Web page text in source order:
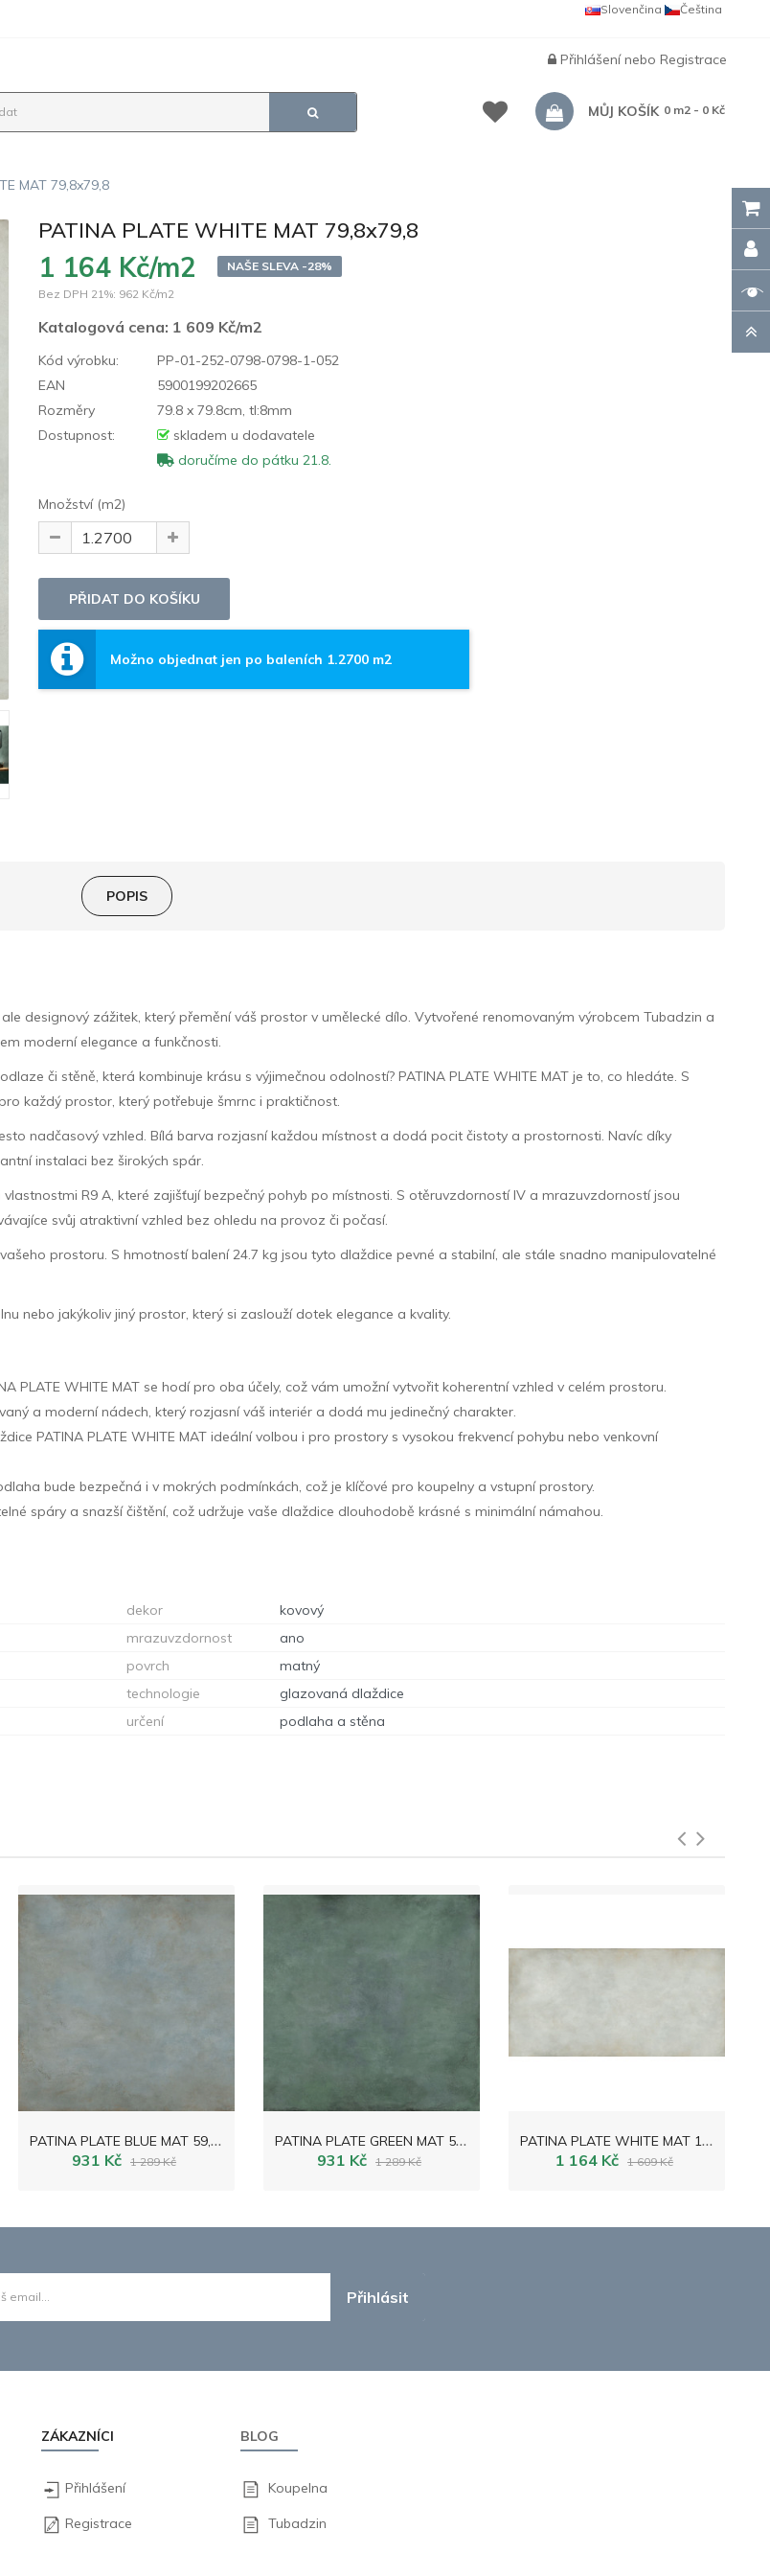
Čeština
Slovenčina
Přihlášenínebo Registrace
MŮJ KOŠÍK 0 m2 - 0 Kč
MAT 79,8x79,8
PATINA PLATE WHITE MAT 79,8x79,8
1 164 Kč/m2
NAŠE SLEVA -28%
Bez DPH 21%: 962 Kč/m2
Katalogová cena: 1 609 Kč/m2
Kód výrobku:
PP-01-252-0798-0798-1-052
EAN
5900199202665
Rozměry
79.8 x 79.8cm, tl:8mm
Dostupnost:
skladem u dodavatele
doručíme do pátku 21.8.
Množství (m2)
Možno objednat jen po baleních 1.2700 m2
POPIS
designový zážitek, který přemění váš prostor v umělecké dílo. Vytvořené renomovaným výrobcem Tubadzin a
moderní elegance a funkčnosti.
či stěně, která kombinuje krásu s výjimečnou odolností? PATINA PLATE WHITE MAT je to, co hledáte. S
každý prostor, který potřebuje šmrnc i praktičnost.
nadčasový vzhled. Bílá barva rozjasní každou místnost a dodá pocit čistoty a prostornosti. Navíc díky
instalaci bez širokých spár.
R9 A, které zajišťují bezpečný pohyb po místnosti. S otěruvzdorností IV a mrazuvzdorností jsou
svůj atraktivní vzhled bez ohledu na provoz či počasí.
prostoru. S hmotností balení 24.7 kg jsou tyto dlaždice pevné a stabilní, ale stále snadno manipulovatelné
nebo jakýkoliv jiný prostor, který si zaslouží dotek elegance a kvality.
PLATE WHITE MAT se hodí pro oba účely, což vám umožní vytvořit koherentní vzhled v celém prostoru.
a moderní nádech, který rozjasní váš interiér a dodá mu jedinečný charakter.
PATINA PLATE WHITE MAT ideální volbou i pro prostory s vysokou frekvencí pohybu nebo venkovní
bude bezpečná i v mokrých podmínkách, což je klíčové pro koupelny a vstupní prostory.
spáry a snazší čištění, což udržuje vaše dlaždice dlouhodobě krásné s minimální námahou.
dekor
kovový
mrazuvzdornost
ano
povrch
matný
technologie
glazovaná dlaždice
určení podlaha a stěna
P
ATINA PLATE BLUE MAT 59,8x59,8
931 Kč 1 289 Kč
P
ATINA PLATE GREEN MAT 59,8x59,8
931 Kč 1 289 Kč
P
ATINA PLATE WHITE MAT 119,8x59,8
1 164 Kč 1 609 Kč
Přihlásit
ZÁKAZNÍCI
Přihlášení
Registrace
BLOG
Koupelna
Tubadzin